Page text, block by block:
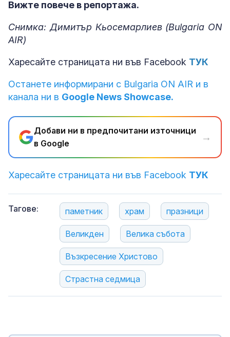
Вижте повече в репортажа.
Снимка: Димитър Кьосемарлиев (Bulgaria ON
AIR)
Харесайте страницата ни във Facebook ТУК
Останете информирани с Bulgaria ON AIR и в
канала ни в Google News Showcase.
Добави ни в предпочитани източници
в Google
→
Харесайте страницата ни във Facebook ТУК
Тагове: паметник храм празници
Великден Велика събота
Възкресение Христово
Страстна седмица